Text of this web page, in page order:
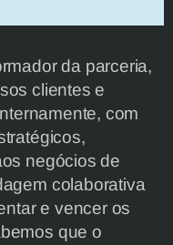
da parceria,
clientes e
com
negócios de
colaborativa
e vencer os
que o